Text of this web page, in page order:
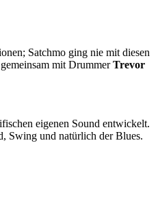
Satchmo ging nie mit diesen
gemeinsam mit DrummerTrevor
eigenen Sound entwickelt.
Swing und natürlich der Blues.